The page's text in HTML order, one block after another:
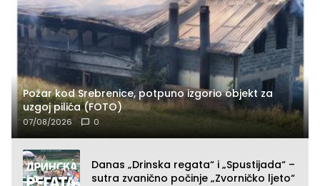
Požar kod Srebrenice, potpuno izgorio objekt za
uzgoj pilića (FOTO)
07/08/2026 0
Danas „Drinska regata“ i „Spustijada“ –
sutra zvanično počinje „Zvorničko ljeto“